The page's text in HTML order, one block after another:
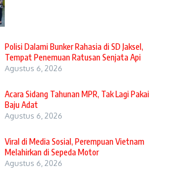
Polisi Dalami Bunker Rahasia di SD Jaksel,
Tempat Penemuan Ratusan Senjata Api
Agustus 6, 2026
Acara Sidang Tahunan MPR, Tak Lagi Pakai
Baju Adat
Agustus 6, 2026
Viral di Media Sosial, Perempuan Vietnam
Melahirkan di Sepeda Motor
Agustus 6, 2026